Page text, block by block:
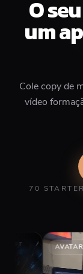
O
um
Cole copy de
vídeo
70
AVATAR